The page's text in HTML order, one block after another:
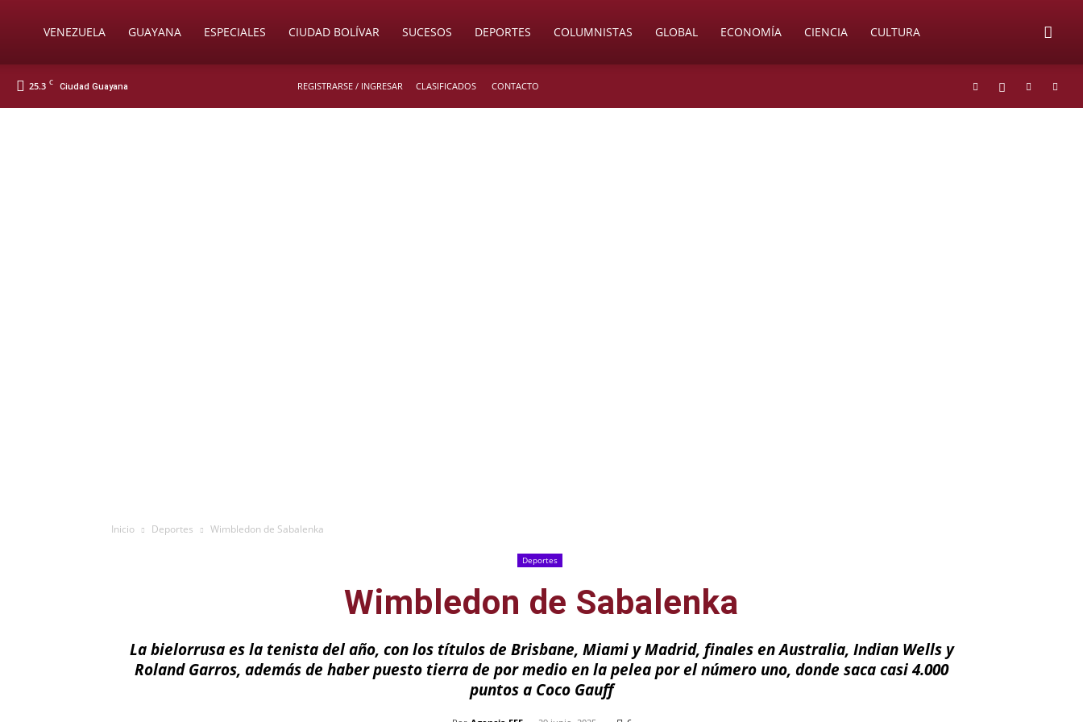
SoyVENEZUELA GUAYANA ESPECIALES CIUDAD BOLÍVAR SUCESOS DEPORTES COLUMNISTAS GLOBAL ECONOMÍA CIENCIA CULTURA
25.3 C Ciudad Guayana REGISTRARSE / INGRESAR CLASIFICADOS CONTACTO
Inicio Deportes Wimbledon de Sabalenka
Deportes
Wimbledon de Sabalenka
La bielorrusa es la tenista del año, con los títulos de Brisbane, Miami y Madrid, finales en Australia, Indian Wells y
Roland Garros, además de haber puesto tierra de por medio en la pelea por el número uno, donde saca casi 4.000
puntos a Coco Gauff